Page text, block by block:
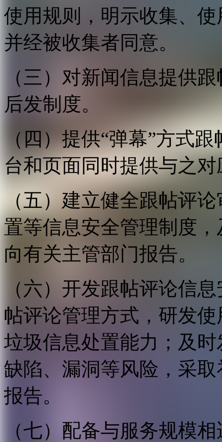
使用规则，明示收集、
并经被收集者同意。
（三）对新闻信息提供
后发制度。
（四）提供“弹幕”方式
台和页面同时提供与之
（五）建立健全跟帖评
置等信息安全管理制度
向有关主管部门报告。
（六）开发跟帖评论信
帖评论管理方式，研发
垃圾信息处置能力；及
缺陷、漏洞等风险，采
报告。
（七）配备与服务规模